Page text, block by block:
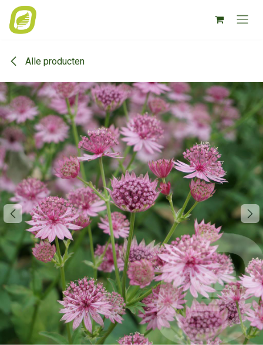
Overslaan naar inhoud
Alle producten